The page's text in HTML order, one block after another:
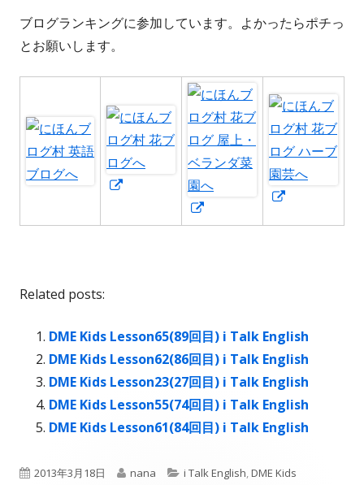
ブログランキングに参加しています。よかったらポチっ
とお願いします。
い
ウ
で
開
き
ま
し
ド
ウ
で
開
き
す
ド
ウ
で
開
き
す
Related posts:
DME Kids Lesson65(89回目) i Talk English
DME Kids Lesson62(86回目) i Talk English
DME Kids Lesson23(27回目) i Talk English
DME Kids Lesson55(74回目) i Talk English
DME Kids Lesson61(84回目) i Talk English
公
2013年3月18日
作
nana
カ
i Talk English,DME Kids